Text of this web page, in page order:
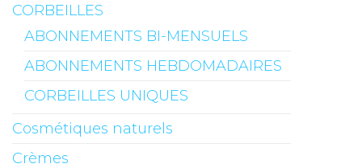
CORBEILLES
ABONNEMENTS BI-MENSUELS
ABONNEMENTS HEBDOMADAIRES
CORBEILLES UNIQUES
Cosmétiques naturels
Crèmes